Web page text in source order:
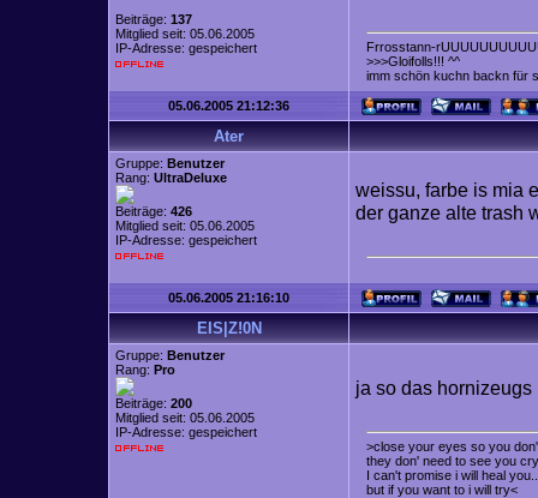
Beiträge: 137
Mitglied seit: 05.06.2005
IP-Adresse: gespeichert
Frrosstann-
>>>Gloifolls!!! ^^
imm schön kuchn backn für
05.06.2005 21:12:36
Ater
Gruppe: Benutzer
Rang: UltraDeluxe
Beiträge: 426
Mitglied seit: 05.06.2005
IP-Adresse: gespeichert
weissu, farbe is mia
der ganze alte trash
05.06.2005 21:16:10
EIS|Z!0N
Gruppe: Benutzer
Rang: Pro
Beiträge: 200
Mitglied seit: 05.06.2005
IP-Adresse: gespeichert
ja so das
>close your eyes so you
they don' need to see you
I can't promise i will heal you..
but if you want to i will try<